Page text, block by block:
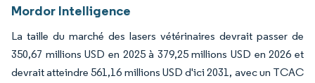
Mordor Intelligence
La taille du marché des lasers vétérinaires devrait passer de
350,67 millions USD en 2025 à 379,25 millions USD en 2026 et
devrait atteindre 561,16 millions USD d'ici 2031, avec un TCAC